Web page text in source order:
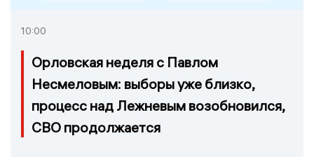
10:00
Орловская неделя с Павлом
Несмеловым: выборы уже близко,
процесс над Лежневым возобновился,
СВО продолжается